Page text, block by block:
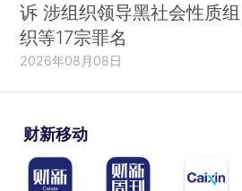
诉 涉组织领导黑社会性质组
织等17宗罪名
2026年08月08日
财新移动